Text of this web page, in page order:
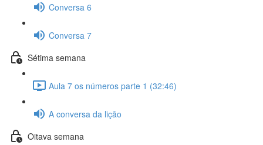
Conversa 6
Conversa 7
Sétima semana
Aula 7 os números parte 1 (32:46)
A conversa da lição
Oitava semana